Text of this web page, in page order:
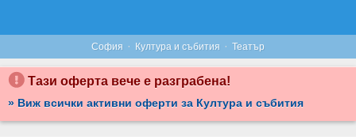
София · Култура и събития · Театър
Тази оферта вече е разграбена!
» Виж всички активни оферти за Култура и събития